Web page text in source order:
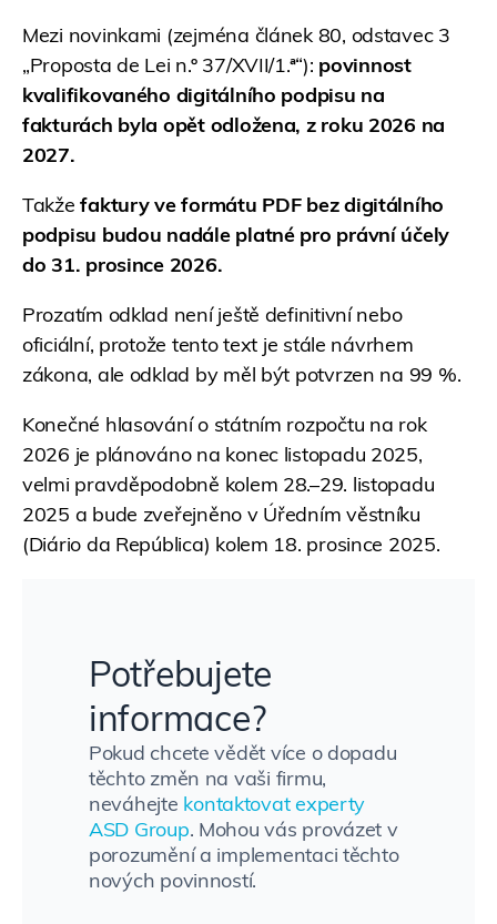
Mezi novinkami (zejména článek 80, odstavec 3
„Proposta de Lei n.º 37/XVII/1.ª“): povinnost
kvalifikovaného digitálního podpisu na
fakturách byla opět odložena, z roku 2026 na
2027.
Takžefaktury ve formátu PDF bez digitálního
podpisu budou nadále platné pro právní účely
do 31. prosince 2026.
Prozatím odklad není ještě definitivní nebo
oficiální, protože tento text je stále návrhem
zákona, ale odklad by měl být potvrzen na 99 %.
Konečné hlasování o státním rozpočtu na rok
2026 je plánováno na konec listopadu 2025,
velmi pravděpodobně kolem 28.–29. listopadu
2025 a bude zveřejněno v Úředním věstníku
(Diário da República) kolem 18. prosince 2025.
Potřebujete
informace?
Pokud chcete vědět více o dopadu
těchto změn na vaši firmu,
neváhejte kontaktovat experty
ASD Group. Mohou vás provázet v
porozumění a implementaci těchto
nových povinností.